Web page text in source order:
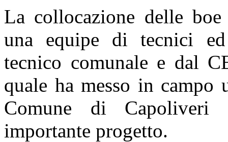
La collocazione delle boe
una equipe di tecnici
tecnico comunale e dal
quale ha messo in
Comune di Capoliveri
importante progetto.